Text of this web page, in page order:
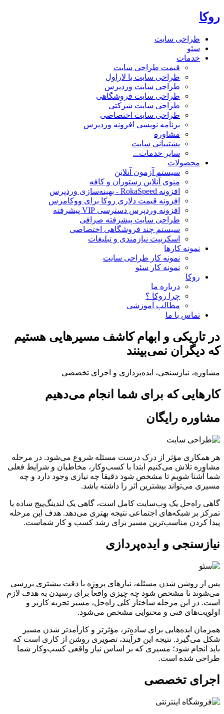
روکا
طراحی سایت
سئو
خدمات
قیمت طراحی سایت
طراحی سایت با لاراول
طراحی سایت وردپرس
طراحی سایت فروشگاهی
طراحی سایت شرکتی
طراحی سایت اختصاصی
برنامه نویسی افزونه وردپرس
مشاوره
پشتیبانی سایت
سایر خدمات...
محصولات
سیستم آزمون آنلاین
منوی آنلاین رستوران و کافه
افزونه RokaSpeed - بهینه‌سازی وردپرس
افزونه قیمت دلاری روکا برای ووکامرس
افزونه وردپرس دسترسی VIP پیشرفته
طراحی سایت پیشرفته صرافی
سیستم چند فروشگاهی اختصاصی
اسکریپت نیازمندی و تبلیغات
نمونه کارها
نمونه کار طراحی سایت
نمونه کار سئو
روکا
درباره ما
چرا روکا ؟
مطالب آموزشی
تماس با ما
در تاریکی و ابهام کاشف مسیرهایی هستیم
که دیگران نمی‌بینند
مشاوره، نیازسنجی، ایده‌پردازی و اجرای تخصصی
کارهایی که برای شما انجام می‌دهیم
مشاوره رایگان
هر همکاری مؤثر از درک درست مسئله شروع می‌شود. در مرحله
مشاوره تلاش می‌کنیم ابتدا با کسب‌وکار، مخاطبان و شرایط فعلی
شما آشنا شویم تا مشخص شود دقیقاً چه نیازی وجود دارد و چه
مسیری می‌تواند بیشترین اثر را داشته باشد.
گاهی راه‌حل یک وب‌سایت کامل است، گاهی یک لندینگ‌پیج ساده یا
تمرکز بر شبکه‌های اجتماعی نتیجه بهتری می‌دهد. هدف این مرحله
پیدا کردن مناسب‌ترین مسیر برای رشد کسب و کار شماست.
نیازسنجی و ایده‌پردازی
پس از روشن شدن مسئله، نیازهای پروژه با دقت بیشتری بررسی
می‌شوند تا مشخص شود چه چیزی واقعاً برای رسیدن به هدف لازم
است. در این مرحله ساختار کلی راه‌حل، مسیر تجربه کاربر و
اولویت‌های فنی و محتوایی مشخص می‌شود.
همزمان ایده‌هایی برای ساده‌تر، مؤثرتر و کارآمدتر شدن مسیر
شکل می‌گیرد. نتیجه این فرآیند، تصویری روشن از کاری است که
باید انجام شود؛ مسیری که بر اساس نیاز واقعی کسب‌وکار شما
طراحی شده است.
اجرای تخصصی